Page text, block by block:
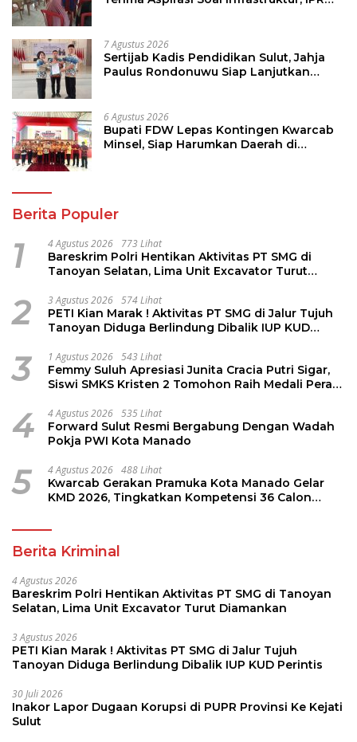
7 Agustus 2026
Sertijab Kadis Pendidikan Sulut, Jahja
Paulus Rondonuwu Siap Lanjutkan
6 Agustus 2026
Bupati FDW Lepas Kontingen Kwarcab
Minsel, Siap Harumkan Daerah di
Berita Populer
1 4 Agustus 2026 773 Lihat
Bareskrim Polri Hentikan Aktivitas PT SMG di
Tanoyan Selatan, Lima Unit Excavator Turut
2 3 Agustus 2026 574 Lihat
PETI Kian Marak ! Aktivitas PT SMG di Jalur Tujuh
Tanoyan Diduga Berlindung Dibalik IUP KUD
3 1 Agustus 2026 543 Lihat
Femmy Suluh Apresiasi Junita Cracia Putri Sigar,
Siswi SMKS Kristen 2 Tomohon Raih Medali Perak
4 4 Agustus 2026 535 Lihat
Forward Sulut Resmi Bergabung Dengan Wadah
Pokja PWI Kota Manado
5 4 Agustus 2026 488 Lihat
Kwarcab Gerakan Pramuka Kota Manado Gelar
KMD 2026, Tingkatkan Kompetensi 36 Calon
Berita Kriminal
4 Agustus 2026
Bareskrim Polri Hentikan Aktivitas PT SMG di Tanoyan
Selatan, Lima Unit Excavator Turut Diamankan
3 Agustus 2026
PETI Kian Marak ! Aktivitas PT SMG di Jalur Tujuh
Tanoyan Diduga Berlindung Dibalik IUP KUD Perintis
30 Juli 2026
Inakor Lapor Dugaan Korupsi di PUPR Provinsi Ke Kejati
Sulut